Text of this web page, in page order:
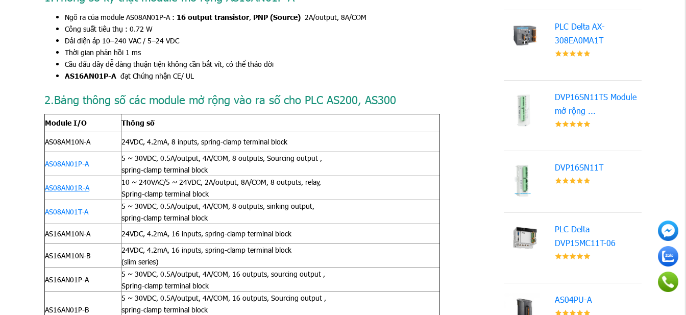
Ngõ ra của module AS08AN01P-A : 16 output transistor, PNP (Source) 2A/output, 8A/COM
Công suất tiêu thụ : 0.72 W
Dải diện áp 10–240 VAC / 5–24 VDC
Thời gian phản hồi 1 ms
Cầu đấu dây dễ dàng thuận tiện không cần bắt vít, có thể tháo dời
AS16AN01P-A đạt Chứng nhận CE/ UL
2.Bảng thông số các module mở rộng vào ra số cho PLC AS200, AS300
Module I/O Thông số
AS08AM10N-A 24VDC, 4.2mA, 8 inputs, spring-clamp terminal block
AS08AN01P-A
5 ~ 30VDC, 0.5A/output, 4A/COM, 8 outputs, Sourcing output ,
spring-clamp terminal block
AS08AN01R-A
10 ~ 240VAC/5 ~ 24VDC, 2A/output, 8A/COM, 8 outputs, relay,
Spring-clamp terminal block
AS08AN01T-A
5 ~ 30VDC, 0.5A/output, 4A/COM, 8 outputs, sinking output,
spring-clamp terminal block
AS16AM10N-A
24VDC, 4.2mA, 16 inputs, spring-clamp terminal block
AS16AM10N-B
24VDC, 4.2mA, 16 inputs, spring-clamp terminal block
(slim series)
AS16AN01P-A
5 ~ 30VDC, 0.5A/output, 4A/COM, 16 outputs, sourcing output ,
Spring-clamp terminal block
AS16AN01P-B
5 ~ 30VDC, 0.5A/output, 4A/COM, 16 outputs, Sourcing output ,
spring-clamp terminal block
PLC Delta AX-
308EA0MA1T
DVP16SN11TS Module
mở rộng ...
DVP16SN11T
PLC Delta
DVP15MC11T-06
AS04PU-A